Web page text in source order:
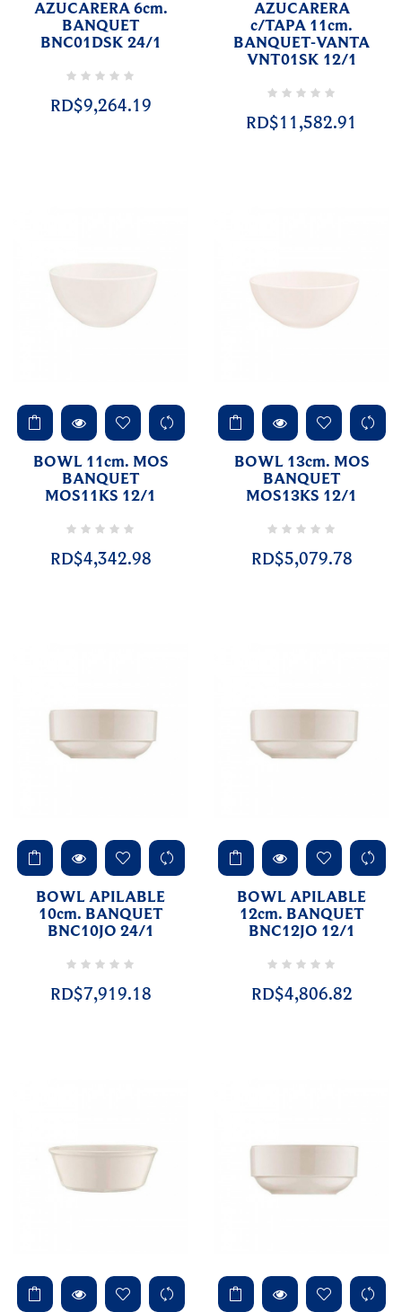
AZUCARERA 6cm.
BANQUET
BNC01DSK 24/1
RD$9,264.19
AZUCARERA
c/TAPA 11cm.
BANQUET-VANTA
VNT01SK 12/1
RD$11,582.91
BOWL 11cm. MOS
BANQUET
MOS11KS 12/1
RD$4,342.98
BOWL 13cm. MOS
BANQUET
MOS13KS 12/1
RD$5,079.78
BOWL APILABLE
10cm. BANQUET
BNC10JO 24/1
RD$7,919.18
BOWL APILABLE
12cm. BANQUET
BNC12JO 12/1
RD$4,806.82